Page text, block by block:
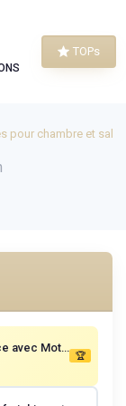
TOPs
pour chambre et salon
Couverture en Coton Extra Douce avec Motif Gaufre, Couvre-lit Multifonction Four Seasons pour canapé, lit, Housse décorative et Couverture écharpe Beige Sable 120 x 180 cm Taille individuelle Beige Sable
🏆